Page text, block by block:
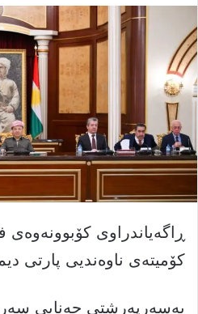
ڕاگەیاندراوی كۆبوونەوەی
كۆمیتەی ناوەندیی پارتی
بەسەرپەرشتی جەنابی